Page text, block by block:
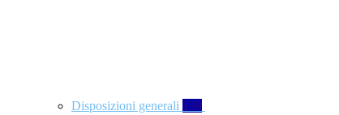
Disposizioni generali 139